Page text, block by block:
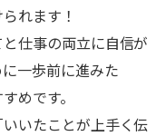
れます！
仕事の両立に自信が
一歩前に進みた
めです。
いたことが上手く伝